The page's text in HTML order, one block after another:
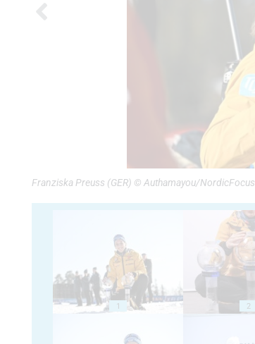
Franziska Preuss (GER) © Authamayou/NordicFocus
1 2